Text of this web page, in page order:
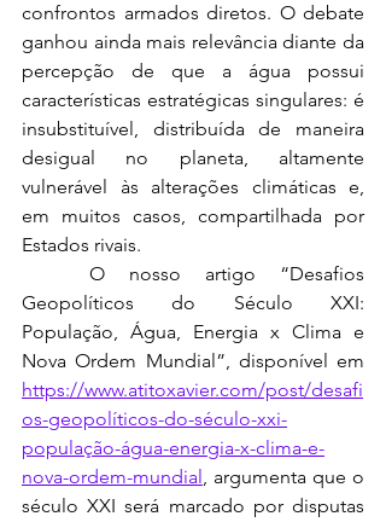
confrontos armados diretos. O debate
ganhou ainda mais relevância diante da
percepção de que a água possui
características estratégicas singulares: é
insubstituível, distribuída de maneira
desigual no planeta, altamente
vulnerável às alterações climáticas e,
em muitos casos, compartilhada por
Estados rivais.
Geopolíticos do Século XXI:
População, Água, Energia x Clima e
https://www.atitoxavier.com/post/desafi
os-geopolíticos-do-século-xxi-
população-água-energia-x-clima-e-
nova-ordem-mundial , argumenta que o
século XXI será marcado por disputas